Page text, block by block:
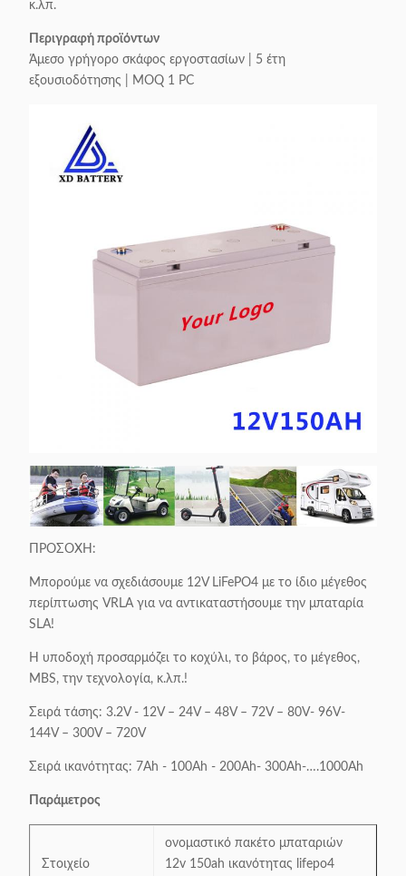
κ.λπ.
Περιγραφή προϊόντων
Άμεσο γρήγορο σκάφος εργοστασίων | 5 έτη
εξουσιοδότησης | MOQ 1 PC
ΠΡΟΣΟΧΗ:
Μπορούμε να σχεδιάσουμε 12V LiFePO4 με το ίδιο μέγεθος
περίπτωσης VRLA για να αντικαταστήσουμε την μπαταρία
SLA!
Η υποδοχή προσαρμόζει το κοχύλι, το βάρος, το μέγεθος,
MBS, την τεχνολογία, κ.λπ.!
Σειρά τάσης: 3.2V - 12V – 24V – 48V – 72V – 80V- 96V-
144V – 300V – 720V
Σειρά ικανότητας: 7Ah - 100Ah - 200Ah- 300Ah-….1000Ah
Παράμετρος
Στοιχείο
ονομαστικό πακέτο μπαταριών
12v 150ah ικανότητας lifepo4